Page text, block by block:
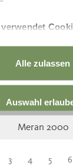
Meran 2000
3 4 5 6